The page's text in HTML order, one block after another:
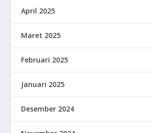
April 2025
Maret 2025
Februari 2025
Januari 2025
Desember 2024